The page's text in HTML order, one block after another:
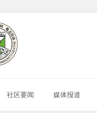
社区要闻 媒体报道